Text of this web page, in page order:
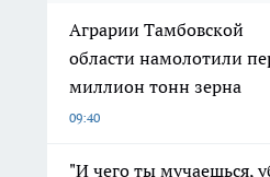
Аграрии Тамбовской
области намолотили
миллион тонн зерна
09:40
"И чего ты мучаешься,